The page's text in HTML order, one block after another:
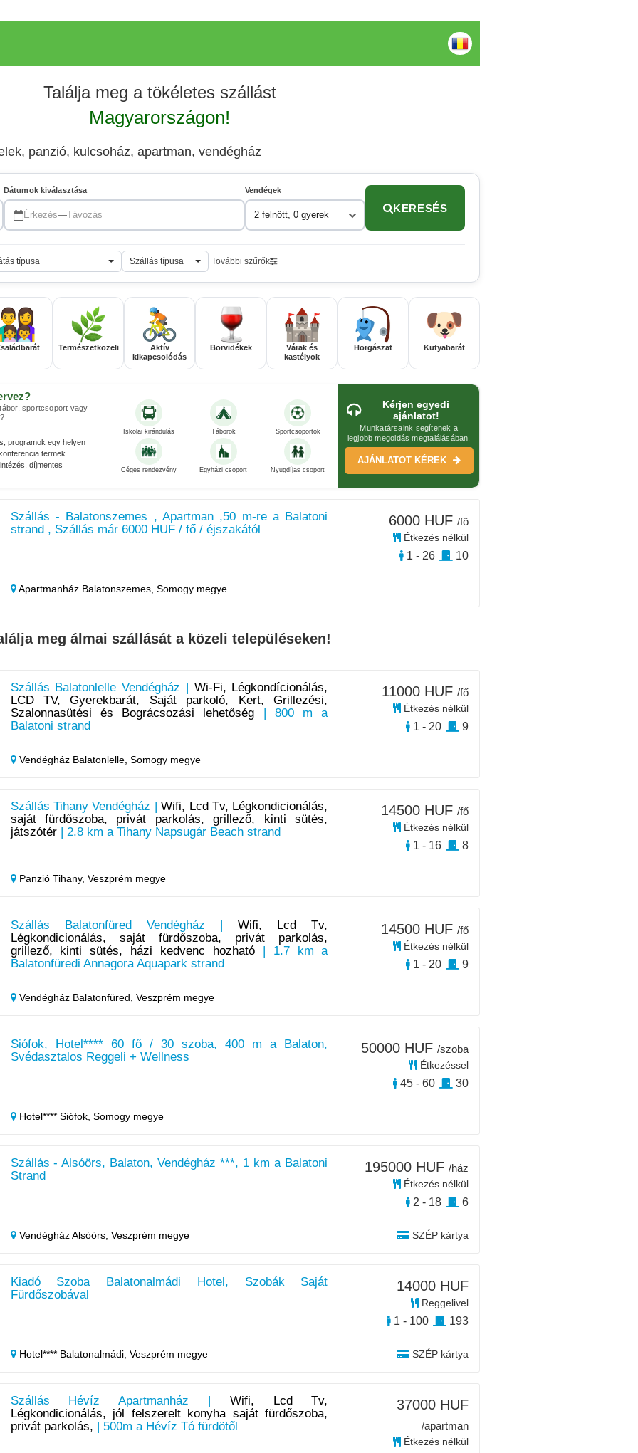
Találja meg a tökéletes szállást
Magyarországon!
panzió, kulcsoház, apartman, vendégház
Dátumok kiválasztása
Érkezés—Távozás
Vendégek
2 felnőtt, 0 gyerek
KERESÉS
típusa Szállás típusa További szűrők
Természetközeli
Aktív
kikapcsolódás
Borvidékek
Várak és
kastélyok
Horgászat Kutyabarát
sportcsoport vagy
programok egy helyen
termek
díjmentes
Iskolai kirándulás Táborok Sportcsoportok
Céges rendezvény Egyházi csoport Nyugdíjas csoport
Kérjen egyedi
ajánlatot!
Munkatársaink segítenek a
legjobb megoldás megtalálásában.
AJÁNLATOT KÉREK
Szállás - Balatonszemes , Apartman ,50 m-re a Balatoni
strand , Szállás már 6000 HUF / fő / éjszakától
Apartmanház Balatonszemes, Somogy megye
6000 HUF /fő
Étkezés nélkül
1 - 26 10
meg álmai szállását a közeli településeken!
Szállás Balatonlelle Vendégház | Wi-Fi, Légkondícionálás,
LCD TV, Gyerekbarát, Saját parkoló, Kert, Grillezési,
Szalonnasütési és Bográcsozási lehetőség | 800 m a
Balatoni strand
Vendégház Balatonlelle, Somogy megye
11000 HUF /fő
Étkezés nélkül
1 - 20 9
Szállás Tihany Vendégház |Wifi, Lcd Tv, Légkondicionálás,
saját fürdőszoba, privát parkolás, grillező, kinti sütés,
játszótér| 2.8 km a Tihany Napsugár Beach strand
Panzió Tihany, Veszprém megye
14500 HUF /fő
Étkezés nélkül
1 - 16 8
Szállás Balatonfüred Vendégház |Wifi, Lcd Tv,
Légkondicionálás, saját fürdőszoba, privát parkolás,
grillező, kinti sütés, házi kedvenc hozható| 1.7 km a
Balatonfüredi Annagora Aquapark strand
Vendégház Balatonfüred, Veszprém megye
14500 HUF /fő
Étkezés nélkül
1 - 20 9
Siófok, Hotel**** 60 fő / 30 szoba, 400 m a Balaton,
Svédasztalos Reggeli + Wellness
Hotel**** Siófok, Somogy megye
50000 HUF /szoba
Étkezéssel
45 - 60 30
Szállás - Alsóörs, Balaton, Vendégház ***, 1 km a Balatoni
Strand
Vendégház Alsóörs, Veszprém megye SZÉP kártya
195000 HUF /ház
Étkezés nélkül
2 - 18 6
Kiadó Szoba Balatonalmádi Hotel, Szobák Saját
Fürdőszobával
Hotel**** Balatonalmádi, Veszprém megye SZÉP kártya
14000 HUF
Reggelivel
1 - 100 193
Szállás Hévíz Apartmanház | Wifi, Lcd Tv,
Légkondicionálás, jól felszerelt konyha saját fürdőszoba,
privát parkolás, | 500m a Hévíz Tó fürdötől
37000 HUF
/apartman
Étkezés nélkül